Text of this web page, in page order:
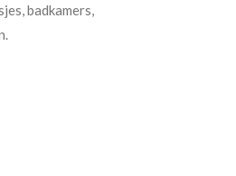
badkamers,